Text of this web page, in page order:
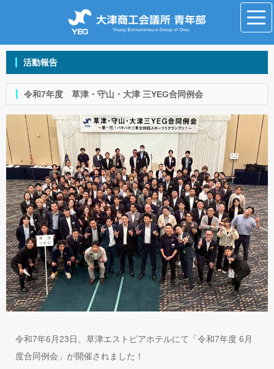
活動報告
令和7年度 草津・守山・大津 三YEG合同例会
令和7年6月23日、草津エストピアホテルにて「令和7年度 6月
度合同例会」が開催されました！